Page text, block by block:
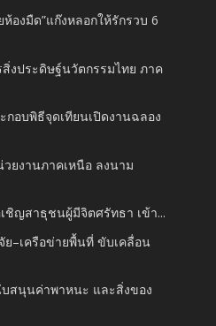
องมืด”แก๊งหลอกให้รักรวบ 6
งประดิษฐ์นวัตกรรมไทย ภาค
กอบพิธีจุดเทียนเปิดงานฉลอง
ยงานภาคเหนือ ลงนาม
ชิญสาธุชนผู้มีจิตศรัทธา เข้า...
ย–เครือข่ายพื้นที่ ขับเคลื่อน
สนุนค่าพาหนะ และสิ่งของ